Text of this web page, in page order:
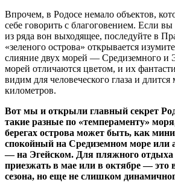
Впрочем, в Родосе немало объектов,
себе говорить с благоговением. Если вы
из ряда вон выходящее, последуйте в
«зеленого острова» открывается
слияние двух морей — Средиземного и
морей отличаются цветом, и их
видим для человеческого глаза и длится
километров.
Вот мы и открыли главный секрет
такие разные по «темпераменту»
берегах острова может быть, как
спокойный на Средиземном море или
— на Эгейском. Для пляжного отдыха
приезжать в мае или в октябре — это
сезона, но еще не слишком